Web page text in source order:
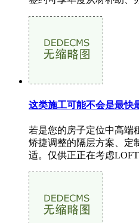
这类施工可能不会是最快
若是您的房子定位中高端
矫捷调整的隔层方案、定
适。仅供正正在考虑